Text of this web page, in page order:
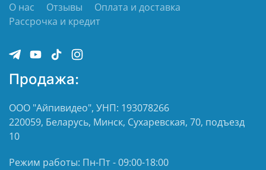
О нас Отзывы
Оплата и доставка
Рассрочка и кредит
Продажа:
ООО "Айпивидео", УНП: 193078266
220059, Беларусь, Минск, Сухаревская, 70, подъезд
10
Режим работы: Пн-Пт - 09:00-18:00